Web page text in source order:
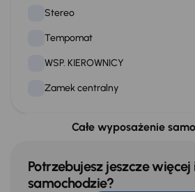
Stereo
Tempomat
WSP. KIEROWNICY
Zamek centralny
Elektryczne lusterka
Całe wyposażenie
Potrzebujesz jeszcze
samochodzie?